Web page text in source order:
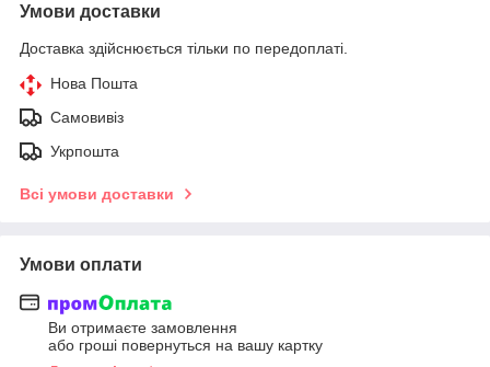
Умови доставки
Доставка здійснюється тільки по передоплаті.
Нова Пошта
Самовивіз
Укрпошта
Всі умови доставки
Умови оплати
Ви отримаєте замовлення
або гроші повернуться на вашу картку